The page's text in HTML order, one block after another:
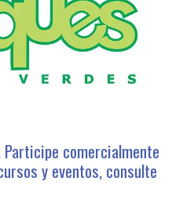
Participe comercialmente
y eventos, consulte